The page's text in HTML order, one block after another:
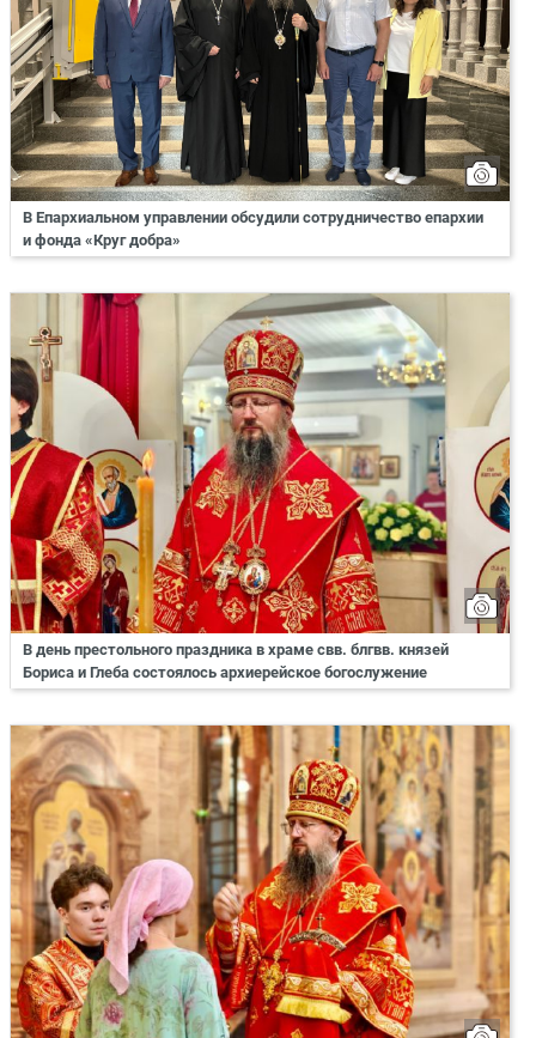
В Епархиальном управлении обсудили сотрудничество епархии
и фонда «Круг добра»
В день престольного праздника в храме свв. блгвв. князей
Бориса и Глеба состоялось архиерейское богослужение